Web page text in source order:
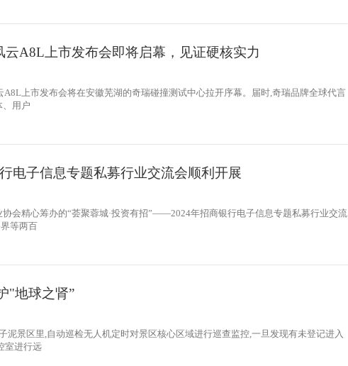
A8L上市发布会即将启幕，见证硬核实力
A8L上市发布会将在安徽芜湖的奇瑞碰撞测试中心拉开序幕。届时,奇瑞品牌全球代言
、用户
电子信息专题私募行业交流会顺利开展
会精心筹办的“荟聚蓉城·投资有招”——2024年招商银行电子信息专题私募行业交流
等两百
"地球之肾”
泥景区里,自动巡检无人机定时对景区核心区域进行巡查监控,一旦发现有未登记进入
室进行远